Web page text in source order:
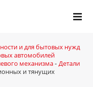
и для бытовых нужд
автомобилей
механизма - Детали
и тянущих